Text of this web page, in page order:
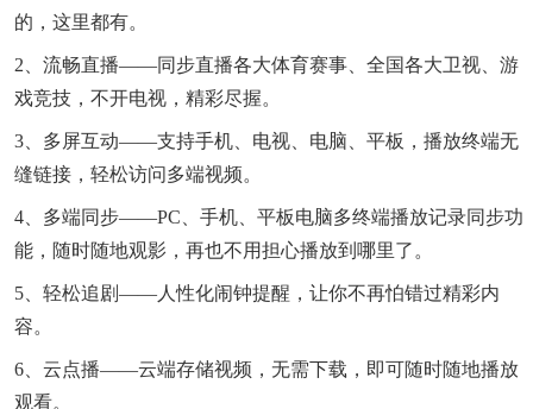
的，这里都有。
2、流畅直播——同步直播各大体育赛事、全国各大卫视、游
戏竞技，不开电视，精彩尽握。
3、多屏互动——支持手机、电视、电脑、平板，播放终端无
缝链接，轻松访问多端视频。
4、多端同步——PC、手机、平板电脑多终端播放记录同步功
能，随时随地观影，再也不用担心播放到哪里了。
5、轻松追剧——人性化闹钟提醒，让你不再怕错过精彩内
容。
6、云点播——云端存储视频，无需下载，即可随时随地播放
观看。